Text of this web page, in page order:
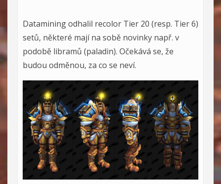
Datamining odhalil recolor Tier 20 (resp. Tier 6)
setů, některé mají na sobě novinky např. v
podobě libramů (paladin). Očekává se, že
budou odměnou, za co se neví.